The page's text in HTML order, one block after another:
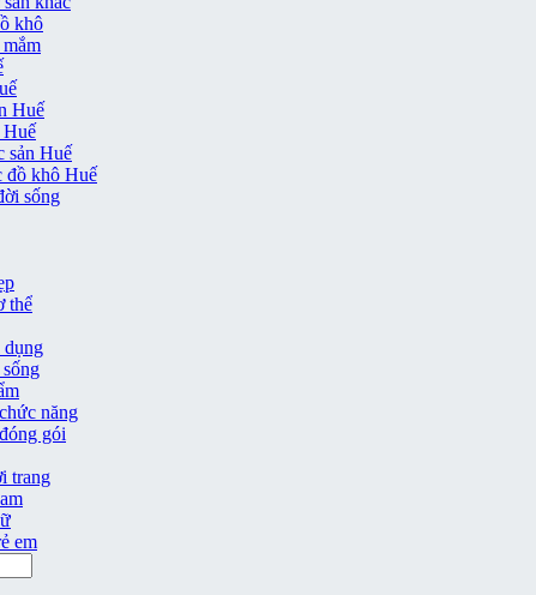
khô
Huế
Huế
sản Huế
đồ khô Huế
sống
thể
dụng
năng
gói
trang
em